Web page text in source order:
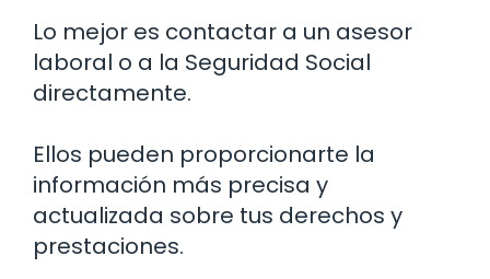
Lo mejor es contactar a un asesor
laboral o a la Seguridad Social
directamente.
Ellos pueden proporcionarte la
información más precisa y
actualizada sobre tus derechos y
prestaciones.